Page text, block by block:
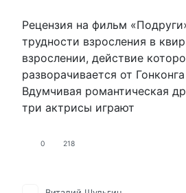
Рецензия на фильм
трудности взросления в
взрослении, действие
разворачивается от
Вдумчивая романтическая
три актрисы играют
0 218